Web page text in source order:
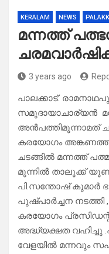
KERALAM NEWS
മന്നത്ത്
3 years ago
പാലക്കാട്:
സമുദായാചാര്യൻ
അൻപത്തിമൂന്നാമത്
കരയോഗം
ചടങ്ങിൽ മന്നത്ത്
മുന്നിൽ താലൂക്ക്
പി.സന്തോഷ് കുമാർ
പുഷ്പാർച്ചന നടത്തി ,
കരയോഗം
അദ്ധ്യക്ഷത
വേളയിൽ മന്നവും